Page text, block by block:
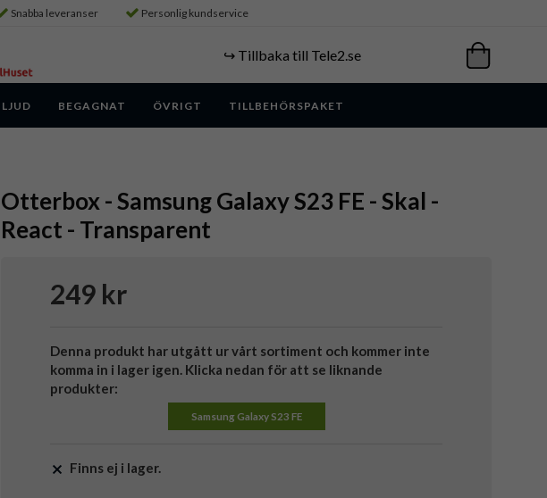
Snabba leveranser Personlig kundservice
↪️ Tillbaka till Tele2.se
LJUD BEGAGNAT ÖVRIGT TILLBEHÖRSPAKET
Otterbox - Samsung Galaxy S23 FE - Skal -
React - Transparent
249 kr
Denna produkt har utgått ur vårt sortiment och kommer inte
komma in i lager igen. Klicka nedan för att se liknande
produkter:
Samsung Galaxy S23 FE
Finns ej i lager.